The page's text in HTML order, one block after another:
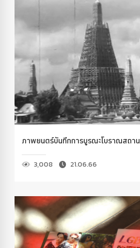
ภาพยนตร์บันทึกการบูรณะโบราณสถาน
3,008 21.06.66